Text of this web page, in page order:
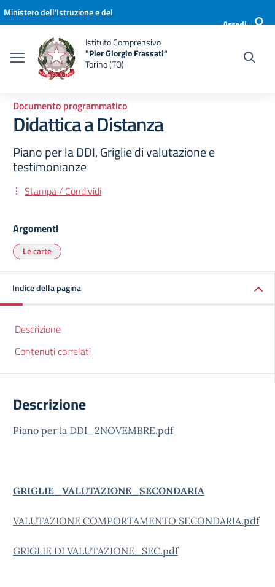
Vai ai contenuti
Vai al menu di navigazione
Vai al footer
Ministero dell'Istruzione e del
Accedi
Istituto Comprensivo
"Pier Giorgio Frassati"
Torino (TO)
Documento programmatico
Didattica a Distanza
Piano per la DDI, Griglie di valutazione e
testimonianze
Stampa / Condividi
Argomenti
Le carte
Indice della pagina
Descrizione
Contenuti correlati
Descrizione
Piano per la DDI_2NOVEMBRE.pdf
GRIGLIE_VALUTAZIONE_SECONDARIA
VALUTAZIONE COMPORTAMENTO SECONDARIA.pdf
GRIGLIE DI VALUTAZIONE_SEC.pdf